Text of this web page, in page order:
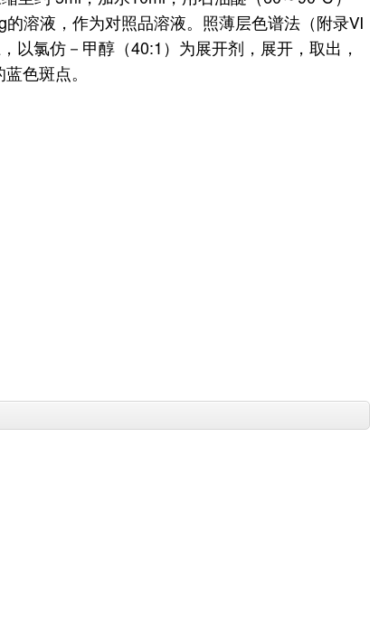
溶液，作为对照品溶液。照薄层色谱法（附录Ⅵ
氯仿－甲醇（40:1）为展开剂，展开，取出，
色斑点。